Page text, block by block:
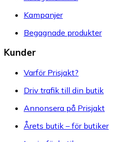
Kampanjer
Begagnade produkter
Kunder
Varför Prisjakt?
Driv trafik till din butik
Annonsera på Prisjakt
Årets butik – för butiker